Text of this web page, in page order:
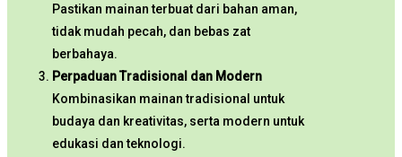
Pastikan mainan terbuat dari bahan aman,
tidak mudah pecah, dan bebas zat
berbahaya.
Perpaduan Tradisional dan Modern
Kombinasikan mainan tradisional untuk
budaya dan kreativitas, serta modern untuk
edukasi dan teknologi.